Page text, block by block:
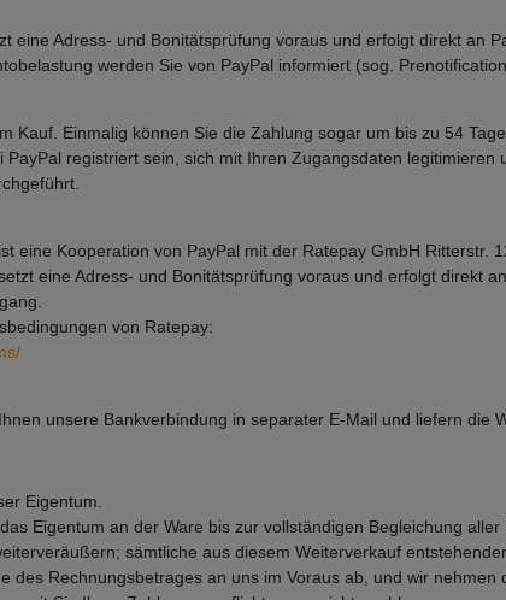
eine Adress- und Bonitätsprüfung voraus und erfolgt direkt an
werden Sie von PayPal informiert (sog.
Kauf. Einmalig können Sie die Zahlung sogar um bis zu 54
registriert sein, sich mit Ihren Zugangsdaten
eine Kooperation von PayPal mit der Ratepay GmbH Ritterstr.
eine Adress- und Bonitätsprüfung voraus und erfolgt direkt
von Ratepay:
unsere Bankverbindung in separater E-Mail und liefern die
Eigentum.
Eigentum an der Ware bis zur vollständigen Begleichung
sämtliche aus diesem Weiterverkauf
des Rechnungsbetrages an uns im Voraus ab, und wir